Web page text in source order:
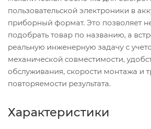
пользовательской электроники в
приборный формат. Это позволяет
подобрать товар по названию, а
реальную инженерную задачу с
механической совместимости,
обслуживания, скорости монтажа и
повторяемости результата.
Характеристики